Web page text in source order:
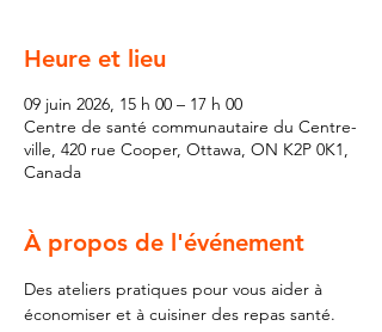
Heure et lieu
09 juin 2026, 15 h 00 – 17 h 00
Centre de santé communautaire du Centre-
ville, 420 rue Cooper, Ottawa, ON K2P 0K1,
Canada
À propos de l'événement
Des ateliers pratiques pour vous aider à
économiser et à cuisiner des repas santé.